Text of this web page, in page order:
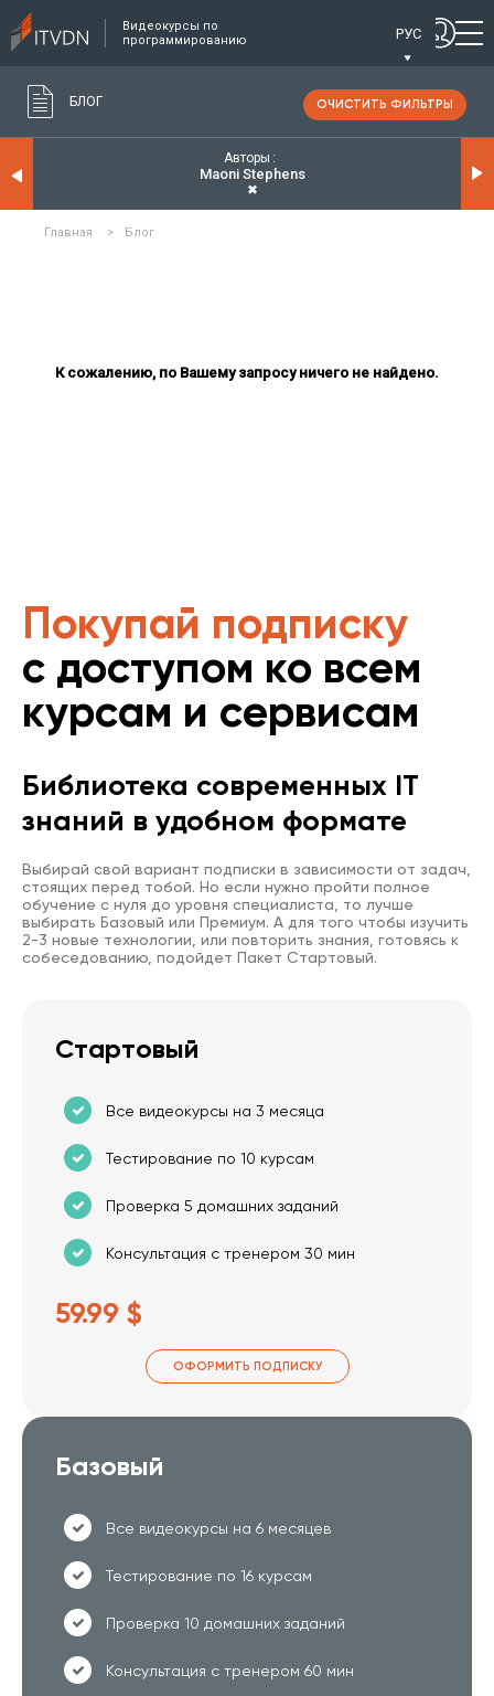
Видеокурсы по
программированию
РУС
БЛОГ ОЧИСТИТЬ ФИЛЬТРЫ
Авторы
Maoni Stephens
✖
Главная > Блог
К сожалению, по Вашему запросу ничего не найдено.
Покупай подписку
с доступом ко всем
курсам и сервисам
Библиотека современных IT
знаний в удобном формате
Выбирай свой вариант подписки в зависимости от задач,
стоящих перед тобой. Но если нужно пройти полное
обучение с нуля до уровня специалиста, то лучше
выбирать Базовый или Премиум. А для того чтобы изучить
2-3 новые технологии, или повторить знания, готовясь к
собеседованию, подойдет Пакет Стартовый.
Стартовый
Все видеокурсы на 3 месяца
Тестирование по 10 курсам
Проверка 5 домашних заданий
Консультация с тренером 30 мин
59.99 $
ОФОРМИТЬ ПОДПИСКУ
Базовый
Все видеокурсы на 6 месяцев
Тестирование по 16 курсам
Проверка 10 домашних заданий
Консультация с тренером 60 мин